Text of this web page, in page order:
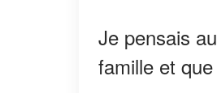
Je pensais
famille et